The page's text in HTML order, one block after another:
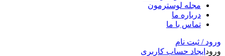
مجله لوسترمون
درباره ما
تماس با ما
ورود / ثبت نام
ورود ایجاد حساب کاربری